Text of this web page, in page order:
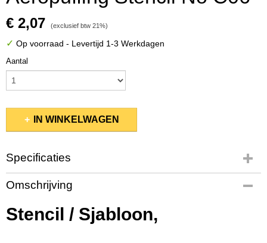
€ 2,07 (exclusief btw 21%)
✓ Op voorraad - Levertijd 1-3 Werkdagen
Aantal
IN WINKELWAGEN
Specificaties
Productcode
10103/C06
EAN code
2200004513034
Omschrijving
Stencil / Sjabloon,